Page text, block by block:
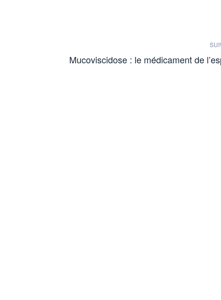
Mucoviscidose : le médicament de